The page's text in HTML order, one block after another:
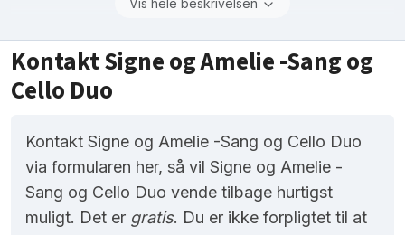
Kontakt Signe og Amelie -Sang og
Cello Duo
Kontakt Signe og Amelie -Sang og Cello Duo
via formularen her, så vil Signe og Amelie -
Sang og Cello Duo vende tilbage hurtigst
muligt. Det er gratis. Du er ikke forpligtet til at